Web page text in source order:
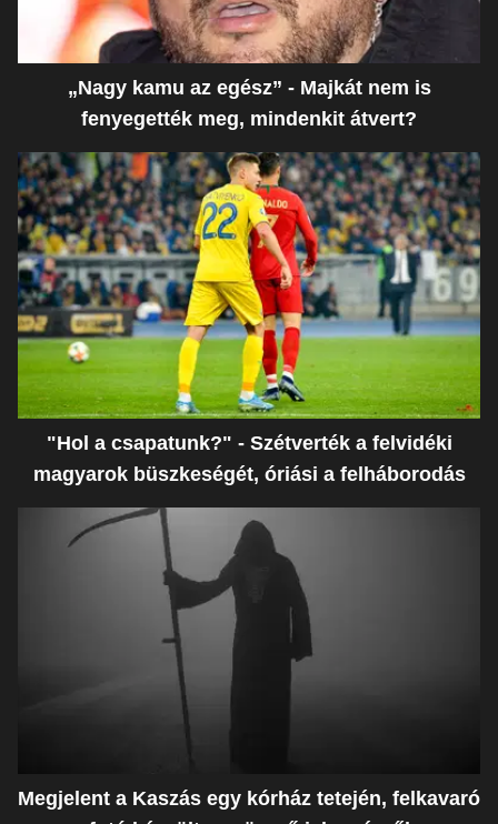
„Nagy kamu az egész” - Majkát nem is
fenyegették meg, mindenkit átvert?
"Hol a csapatunk?" - Szétverték a felvidéki
magyarok büszkeségét, óriási a felháborodás
Megjelent a Kaszás egy kórház tetején, felkavaró